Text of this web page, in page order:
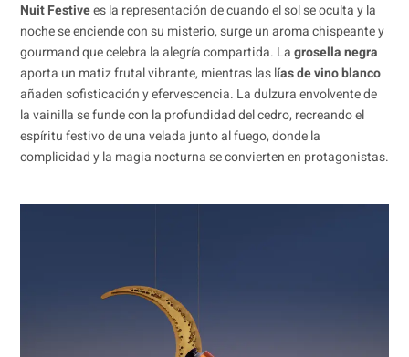
Nuit Festivees la representación de cuando el sol se oculta y la
noche se enciende con su misterio, surge un aroma chispeante y
gourmand que celebra la alegría compartida. Lagrosella negra
aporta un matiz frutal vibrante, mientras las lías de vino blanco
añaden sofisticación y efervescencia. La dulzura envolvente de
la vainilla se funde con la profundidad del cedro, recreando el
espíritu festivo de una velada junto al fuego, donde la
complicidad y la magia nocturna se convierten en protagonistas.